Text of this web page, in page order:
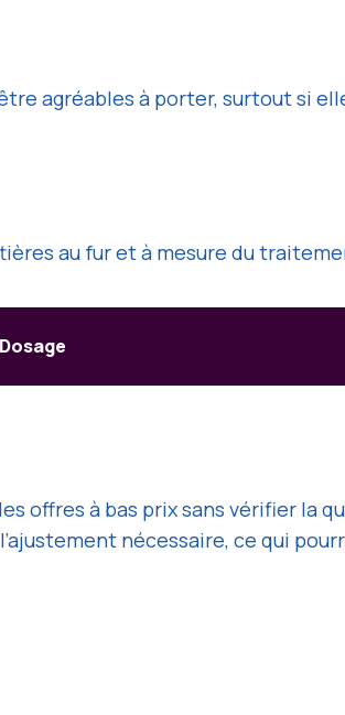
agréables à porter, surtout si
au fur et à mesure du
offres à bas prix sans vérifier la
nécessaire, ce qui